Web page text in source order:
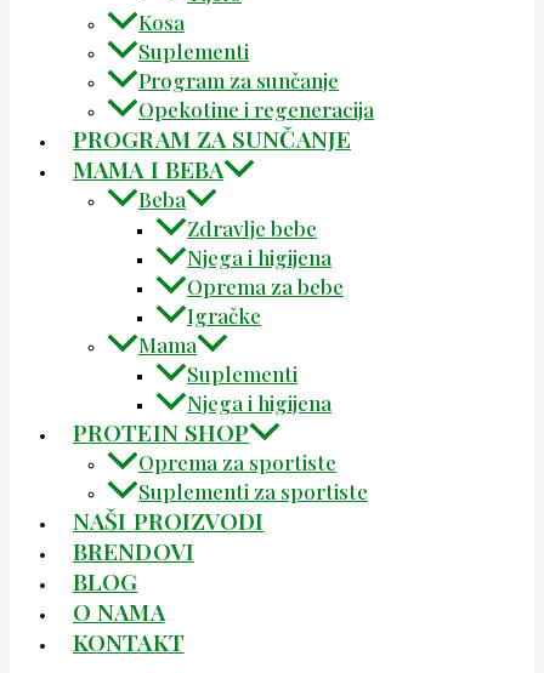
Kosa
Suplementi
Program za sunčanje
Opekotine i regeneracija
PROGRAM ZA SUNČANJE
MAMA I BEBA
Beba
Zdravlje bebe
Njega i higijena
Oprema za bebe
Igračke
Mama
Suplementi
Njega i higijena
PROTEIN SHOP
Oprema za sportiste
Suplementi za sportiste
NAŠI PROIZVODI
BRENDOVI
BLOG
O NAMA
KONTAKT